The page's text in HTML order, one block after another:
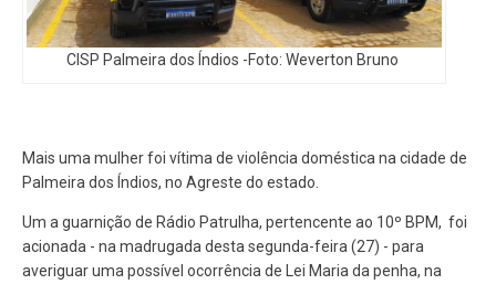
CISP Palmeira dos Índios -Foto: Weverton Bruno
Mais uma mulher foi vítima de violência doméstica na cidade de
Palmeira dos Índios, no Agreste do estado.
Um a guarnição de Rádio Patrulha, pertencente ao 10º BPM, foi
acionada - na madrugada desta segunda-feira (27) - para
averiguar uma possível ocorrência de Lei Maria da penha, na